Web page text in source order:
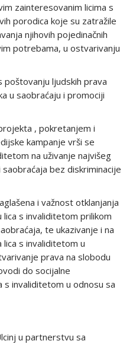
zainteresovanim licima s
porodica koje su zatražile
njihovih pojedinačnih
potrebama, u ostvarivanju
ljudskih prava
u saobraćaju i promociji
, pokretanjem i
kampanje vrši se
na uživanje najvišeg
bez diskriminacije
i važnost otklanjanja
s invaliditetom prilikom
te ukazivanje i na
lica s invaliditetom u
prava na slobodu
do socijalne
s invaliditetom u odnosu sa
u partnerstvu sa